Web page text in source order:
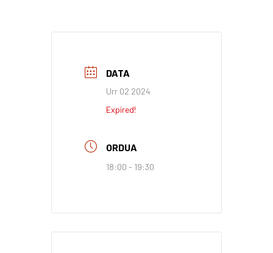
DATA
Urr 02 2024
Expired!
ORDUA
18:00 - 19:30